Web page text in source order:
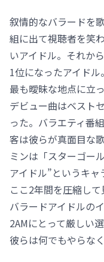
叙情的なバラードを
組に出て視聴者を笑
いアイドル。それか
1位になったアイド
最も曖昧な地点に立っ
デビュー曲はベスト
った。バラエティ番
客は彼らが真面目な
ミンは「スターゴー
アイドル”というキ
ここ2年間を圧縮して
バラードアイドルの
2AMにとって厳しい
彼らは何でもやらな